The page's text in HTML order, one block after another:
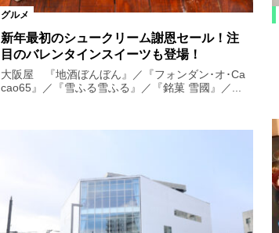
グルメ
新年最初のシュークリーム謝恩セール！注
目のバレンタインスイーツも登場！
大阪屋 『地酒ぼんぼん』／『フォンダン･オ･Ca
cao65』／『雪ふる雪ふる』／『銘菓 雪國』／...